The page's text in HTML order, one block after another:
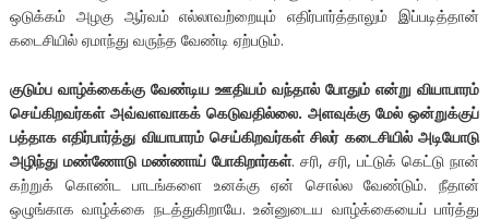
ஒடுக்கம் அழகு ஆர்வம் எல்லாவற்றையும் எதிர்பார்த்தாலும் இப்படித்தான்
கடைசியில் ஏமாந்து வருந்த வேண்டி ஏற்படும்.
குடும்ப வாழ்க்கைக்கு வேண்டிய ஊதியம் வந்தால் போதும் என்று வியாபாரம்
செய்கிறவர்கள் அவ்வளவாகக் கெடுவதில்லை. அளவுக்கு மேல் ஒன்றுக்குப்
பத்தாக எதிர்பார்த்து வியாபாரம் செய்கிறவர்கள் சிலர் கடைசியில் அடியோடு
அழிந்து மண்ணோடு மண்ணாய் போகிறார்கள். சரி, சரி, பட்டுக் கெட்டு நான்
கற்றுக் கொண்ட பாடங்களை உனக்கு ஏன் சொல்ல வேண்டும். நீதான்
ஒழுங்காக வாழ்க்கை நடத்துகிறாயே. உன்னுடைய வாழ்க்கையைப் பார்த்து